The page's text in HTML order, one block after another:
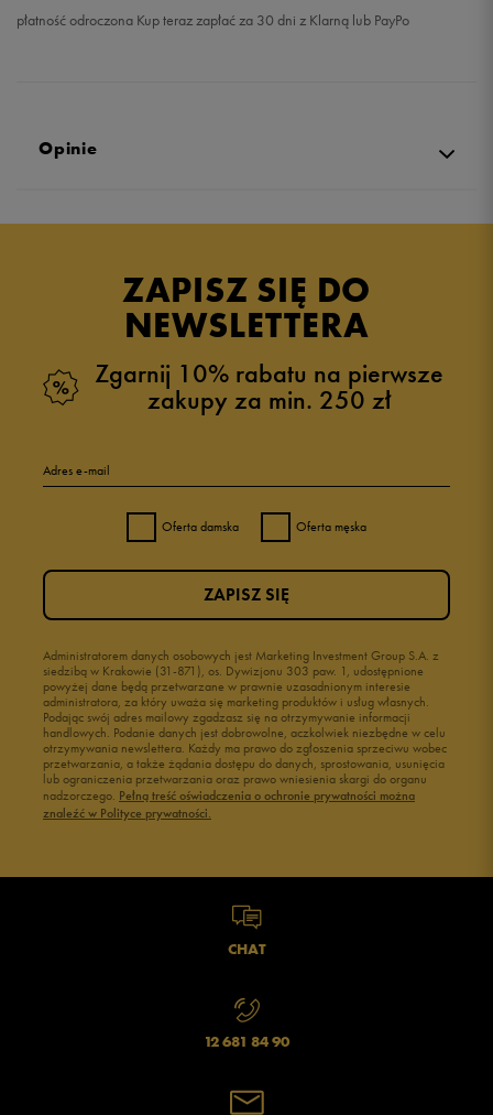
płatność odroczona Kup teraz zapłać za 30 dni z Klarną lub PayPo
Opinie
ZAPISZ SIĘ DO
NEWSLETTERA
Zgarnij 10% rabatu na pierwsze
zakupy za min. 250 zł
Adres e-mail
Oferta damska Oferta męska
Administratorem danych osobowych jest Marketing Investment Group S.A. z
siedzibą w Krakowie (31-871), os. Dywizjonu 303 paw. 1, udostępnione
powyżej dane będą przetwarzane w prawnie uzasadnionym interesie
administratora, za który uważa się marketing produktów i usług własnych.
Podając swój adres mailowy zgadzasz się na otrzymywanie informacji
handlowych. Podanie danych jest dobrowolne, aczkolwiek niezbędne w celu
otrzymywania newslettera. Każdy ma prawo do zgłoszenia sprzeciwu wobec
przetwarzania, a także żądania dostępu do danych, sprostowania, usunięcia
lub ograniczenia przetwarzania oraz prawo wniesienia skargi do organu
nadzorczego. Pełną treść oświadczenia o ochronie prywatności można
znaleźć w Polityce prywatności.
ZAPISZ SIĘ
CHAT
12 681 84 90